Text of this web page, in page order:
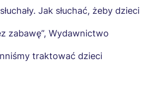
Jak słuchać, żeby dzieci
zabawę”, Wydawnictwo
traktować dzieci